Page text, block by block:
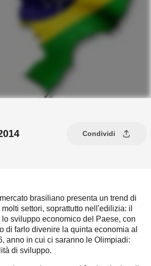
Condividi
brasiliano presenta un trend di
settori, soprattutto nell'edilizia: il
sviluppo economico del Paese, con
di farlo divenire la quinta economia al
anno in cui ci saranno le Olimpiadi:
di sviluppo.